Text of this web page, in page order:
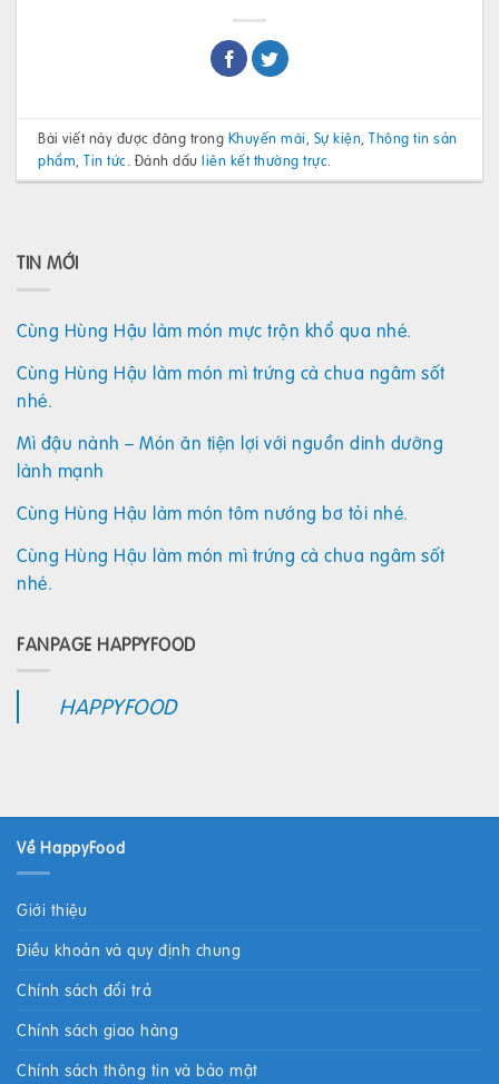
Bài viết này được đăng trong Khuyến mãi, Sự kiện,Thông tin sản
phẩm,Tin tức. Đánh dấuliên kết thường trực.
TIN MỚI
Cùng Hùng Hậu làm món mực trộn khổ qua nhé.
Cùng Hùng Hậu làm món mì trứng cà chua ngâm sốt
nhé.
Mì đậu nành – Món ăn tiện lợi với nguồn dinh dưỡng
lành mạnh
Cùng Hùng Hậu làm món tôm nướng bơ tỏi nhé.
Cùng Hùng Hậu làm món mì trứng cà chua ngâm sốt
nhé.
FANPAGE HAPPYFOOD
HAPPYFOOD
Về HappyFood
Giới thiệu
Điều khoản và quy định chung
Chính sách đổi trả
Chính sách giao hàng
Chính sách thông tin và bảo mật